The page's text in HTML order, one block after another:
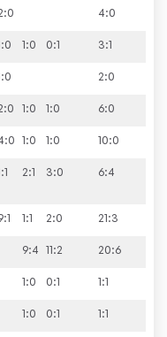
4:0
1:0 0:1 3:1
2:0
1:0 1:0 6:0
1:0 1:0 10:0
2:1 3:0 6:4
1:1 2:0 21:3
9:4 11:2 20:6
1:0 0:1 1:1
1:0 0:1 1:1